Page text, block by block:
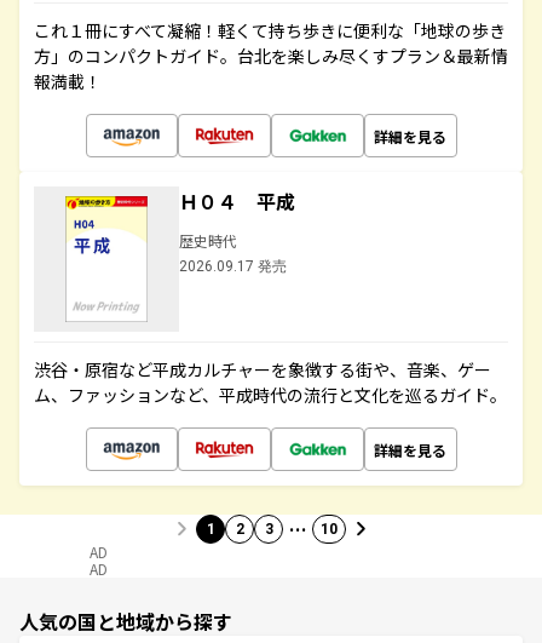
これ１冊にすべて凝縮！軽くて持ち歩きに便利な「地球の歩き
方」のコンパクトガイド。台北を楽しみ尽くすプラン＆最新情
報満載！
詳細を見る
Ｈ０４ 平成
歴史時代
2026.09.17 発売
渋谷・原宿など平成カルチャーを象徴する街や、音楽、ゲー
ム、ファッションなど、平成時代の流行と文化を巡るガイド。
詳細を見る
1 2 3 … 10
AD
AD
人気の国と地域から探す